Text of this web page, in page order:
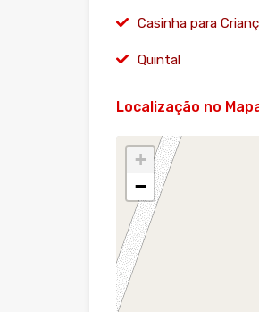
Casinha para
Quintal
Localização no
+
−